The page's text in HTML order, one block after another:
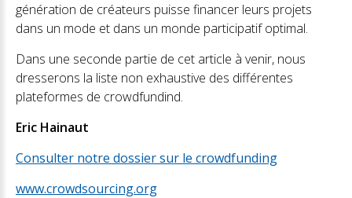
génération de créateurs puisse financer leurs projets
dans un mode et dans un monde participatif optimal.
Dans une seconde partie de cet article à venir, nous
dresserons la liste non exhaustive des différentes
plateformes de crowdfundind.
Eric Hainaut
Consulter notre dossier sur le crowdfunding
www.crowdsourcing.org